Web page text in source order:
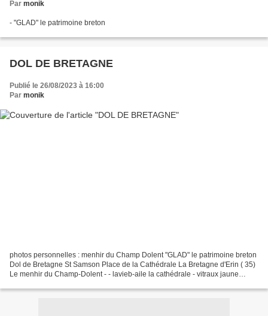
Par monik
- "GLAD" le patrimoine breton
DOL DE BRETAGNE
Publié le 26/08/2023 à 16:00
Par monik
photos personnelles : menhir du Champ Dolent "GLAD" le patrimoine breton
Dol de Bretagne St Samson Place de la Cathédrale La Bretagne d'Erin ( 35)
Le menhir du Champ-Dolent - - lavieb-aile la cathédrale - vitraux jaune